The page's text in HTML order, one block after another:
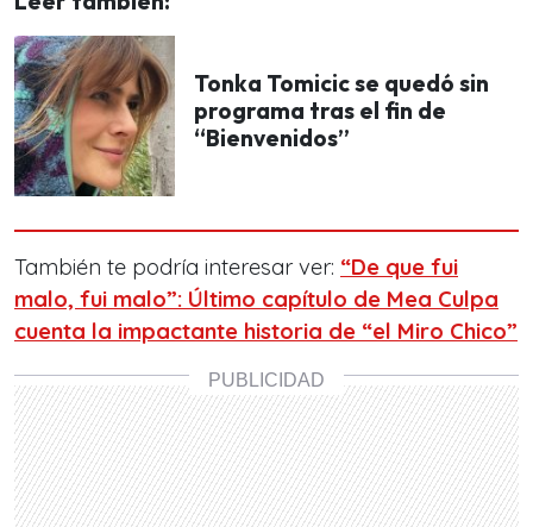
Tonka Tomicic se quedó sin
programa tras el fin de
“Bienvenidos”
También te podría interesar ver: “De que fui
malo, fui malo”: Último capítulo de Mea Culpa
cuenta la impactante historia de “el Miro Chico”